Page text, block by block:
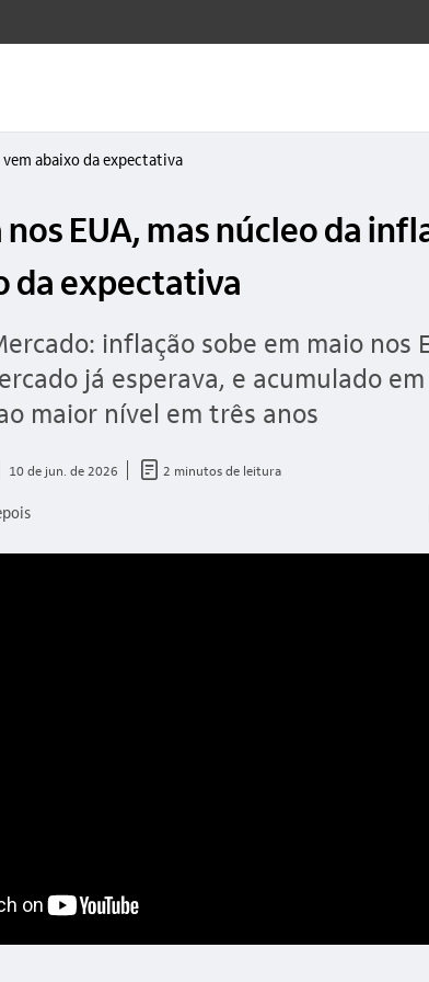
vem abaixo da expectativa
nos EUA, mas núcleo da
da expectativa
inflação sobe em maio nos
já esperava, e acumulado
maior nível em três anos
10 de jun. de 2026 documento_outline 2 minutos de leitura